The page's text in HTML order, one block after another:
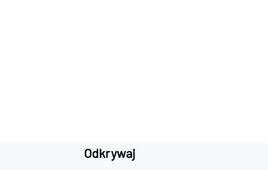
Odkrywaj